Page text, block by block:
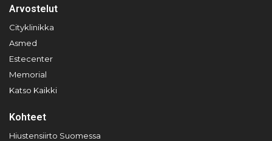
Arvostelut
Cityklinikka
Asmed
Estecenter
Memorial
Katso Kaikki
Kohteet
Hiustensiirto Suomessa